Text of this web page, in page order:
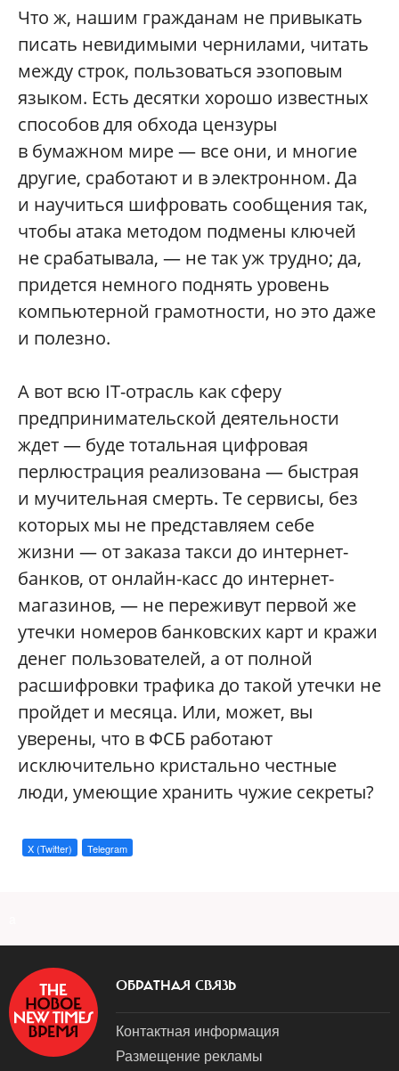
Что ж, нашим гражданам не привыкать
писать невидимыми чернилами, читать
между строк, пользоваться эзоповым
языком. Есть десятки хорошо известных
способов для обхода цензуры
в бумажном мире — все они, и многие
другие, сработают и в электронном. Да
и научиться шифровать сообщения так,
чтобы атака методом подмены ключей
не срабатывала, — не так уж трудно; да,
придется немного поднять уровень
компьютерной грамотности, но это даже
и полезно.
А вот всю IT-отрасль как сферу
предпринимательской деятельности
ждет — буде тотальная цифровая
перлюстрация реализована — быстрая
и мучительная смерть. Те сервисы, без
которых мы не представляем себе
жизни — от заказа такси до интернет-
банков, от онлайн-касс до интернет-
магазинов, — не переживут первой же
утечки номеров банковских карт и кражи
денег пользователей, а от полной
расшифровки трафика до такой утечки не
пройдет и месяца. Или, может, вы
уверены, что в ФСБ работают
исключительно кристально честные
люди, умеющие хранить чужие секреты?
X (Twitter) Telegram
ОБРАТНАЯ СВЯЗЬ
Контактная информация
Размещение рекламы